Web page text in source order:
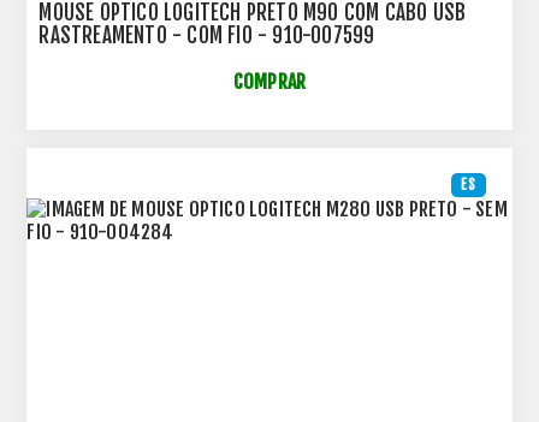
MOUSE OPTICO LOGITECH PRETO M90 COM CABO USB
RASTREAMENTO - COM FIO - 910-007599
COMPRAR
ES